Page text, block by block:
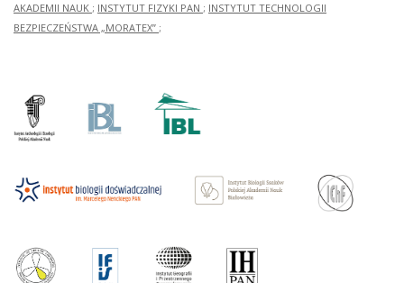
AKADEMII NAUK ; INSTYTUT FIZYKI PAN ; INSTYTUT TECHNOLOGII
BEZPIECZEŃSTWA „MORATEX” ;